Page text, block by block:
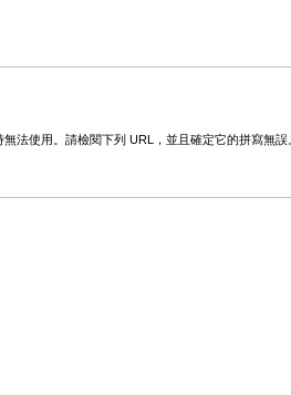
法使用。請檢閱下列 URL，並且確定它的拼寫無誤